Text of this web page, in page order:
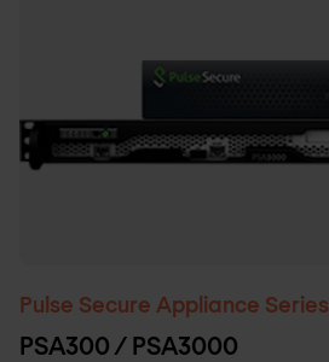
Pulse Secure Appliance Series
PSA300 / PSA3000